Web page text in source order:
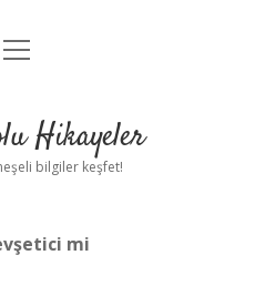
Uyarı
menüyü
Hikayeler
bilgiler keşfet!
mi